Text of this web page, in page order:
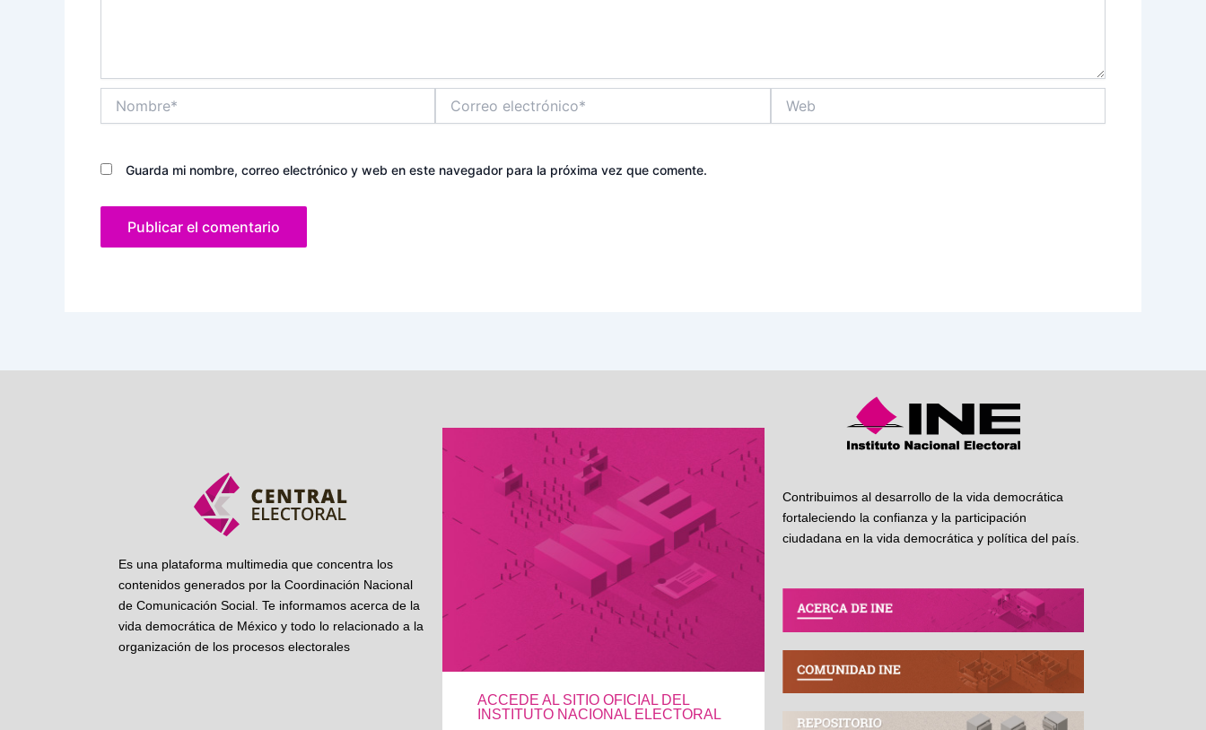
electrónico*
Guarda mi nombre, correo electrónico y web en este navegador para la próxima vez que comente.
Es una plataforma multimedia que concentra los
contenidos generados por la Coordinación Nacional
de Comunicación Social. Te informamos acerca de la
vida democrática de México y todo lo relacionado a la
organización de los procesos electorales
ACCEDE AL SITIO OFICIAL DEL
INSTITUTO NACIONAL ELECTORAL
Contribuimos al desarrollo de la vida democrática
fortaleciendo la confianza y la participación
ciudadana en la vida democrática y política del país.